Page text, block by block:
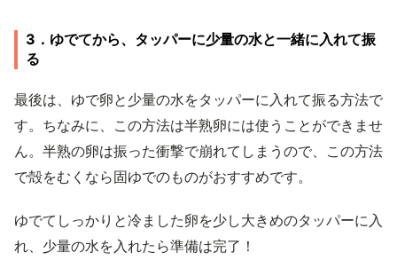
3．ゆでてから、タッパーに少量の水と一緒に入れて振
る
最後は、ゆで卵と少量の水をタッパーに入れて振る方法で
す。ちなみに、この方法は半熟卵には使うことができませ
ん。半熟の卵は振った衝撃で崩れてしまうので、この方法
で殻をむくなら固ゆでのものがおすすめです。
ゆでてしっかりと冷ました卵を少し大きめのタッパーに入
れ、少量の水を入れたら準備は完了！